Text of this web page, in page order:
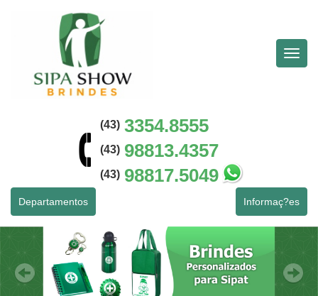
Menu
(43) 3354.8555
(43) 98813.4357
(43) 98817.5049
Departamentos Informaç?es